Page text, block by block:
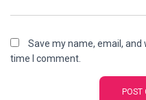
Save my name, email,
time I comment.